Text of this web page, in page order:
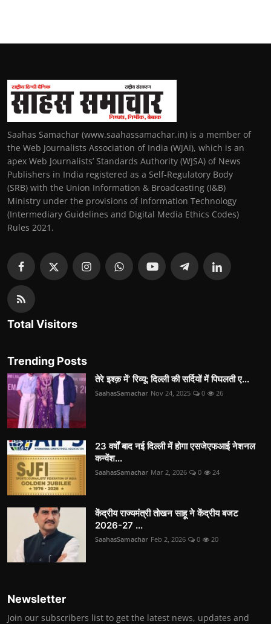
Saahas Samachar (www.saahassamachar.in) is a member of
the Web Journalists Association of India (WJAI), which is an
apex Web Journalists’ Standards Authority (WJSA) of News
Publishers in India registered as a Self-Regulatory Body
(SRB) with the Union Information & Broadcasting (I&B)
Ministry under the provisions of Information Technology
(Intermediary Guidelines and Digital Media Ethics Codes)
Rules 2021.
Total Visitors
Trending Posts
तेरे इश्क़ में’ रिव्यू: दिल्ली की सर्दियों में पिघलती ए...
SaahasSamachar Nov 24, 2025 0 26
23 वर्षों बाद नई दिल्ली में होगा एसजेएफआई नेशनल
कन्वेंश...
SaahasSamachar Mar 2, 2026 0 24
केंद्रीय राज्यमंत्री तोखन साहू ने केंद्रीय बजट
2026-27 ...
SaahasSamachar Feb 2, 2026 0 20
Newsletter
Join our subscribers list to get the latest news, updates and